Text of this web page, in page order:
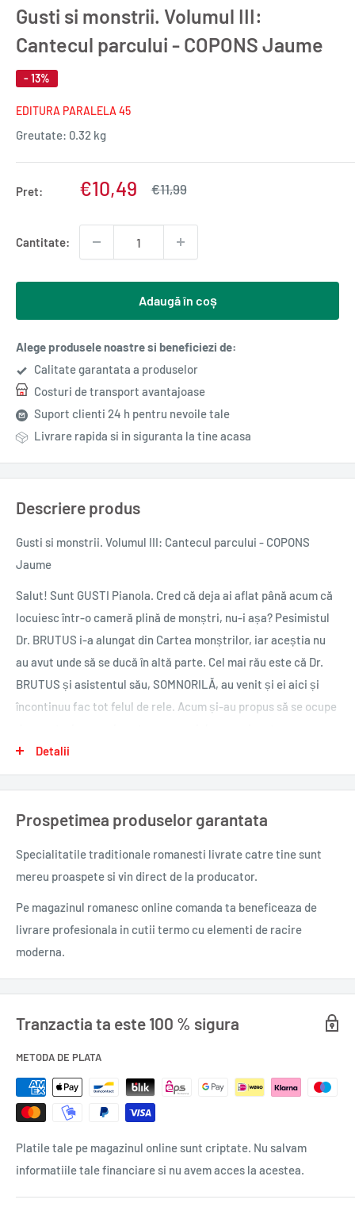
Gusti si monstrii. Volumul III:
Cantecul parcului - COPONS Jaume
- 13%
EDITURA PARALELA 45
Greutate: 0.32 kg
Pret:
Pret
€10,49
Pret
€11,99
Cantitate:
Adaugă în coș
Alege produsele noastre si beneficiezi de:
Calitate garantata a produselor
Costuri de transport avantajoase
Suport clienti 24 h pentru nevoile tale
Livrare rapida si in siguranta la tine acasa
Descriere produs
Gusti si monstrii. Volumul III: Cantecul parcului - COPONS
Jaume
Salut! Sunt GUSTI Pianola. Cred că deja ai aflat până acum că
locuiesc într‑o cameră plină de monștri, nu‑i așa? Pesimistul
Dr. BRUTUS i‑a alungat din Cartea monștrilor, iar aceștia nu
au avut unde să se ducă în altă parte. Cel mai rău este că Dr.
BRUTUS și asistentul său, SOMNORILĂ, au venit și ei aici și
încontinuu fac tot felul de rele. Acum și‑au propus să se ocupe
șterge de pe hartă parcul din VIFORENI, orașul nostru. Din
fericire, PICTORELA, ajutată de pensulele ei, și OCTOSOL, cu
chitara sa, vor face în așa fel încât Dr. BRUTUS să eșueze.
Aventuri și încurcături garantate!
Autor: COPONS Jaume
Domeniu: Literatură pentru copii & Adolescenți
Traducator: Cătălina Constantinescu
Ilustrator: Liliana Fortuny
Dată apariție: 11-2021
Nr. pagini: 152
ISBN: 978-973-47-3505-1
0,320 kg
Detalii
Prospetimea produselor garantata
Specialitatile traditionale romanesti livrate catre tine sunt
mereu proaspete si vin direct de la producator.
Pe magazinul romanesc online comanda ta beneficeaza de
livrare profesionala in cutii termo cu elementi de racire
moderna.
Tranzactia ta este 100 % sigura
METODA DE PLATA
Platile tale pe magazinul online sunt criptate. Nu salvam
informatiile tale financiare si nu avem acces la acestea.